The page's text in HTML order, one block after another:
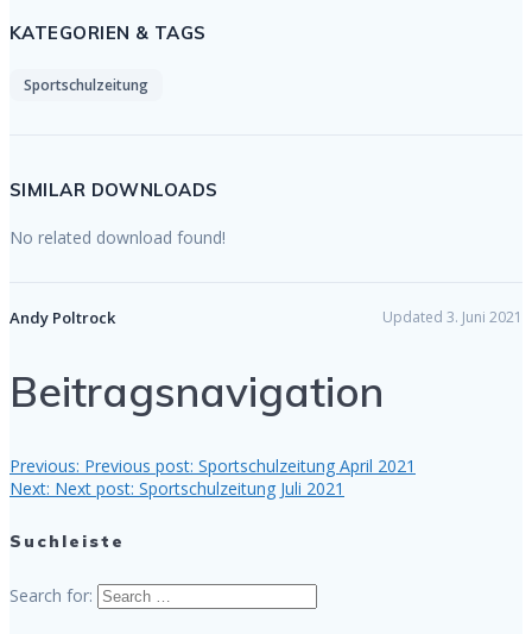
KATEGORIEN & TAGS
Sportschulzeitung
SIMILAR DOWNLOADS
No related download found!
Andy Poltrock Updated 3. Juni 2021
Beitragsnavigation
Previous: Previous post: Sportschulzeitung April 2021
Next: Next post: Sportschulzeitung Juli 2021
Suchleiste
Search for: